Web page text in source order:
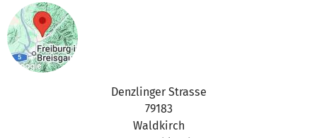
Denzlinger Strasse
79183
Waldkirch